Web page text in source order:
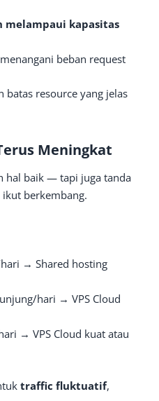
melampaui kapasitas
beban request
batas resource yang jelas
Meningkat
hal baik — tapi juga tanda
berkembang.
→ Shared hosting
hari → VPS Cloud
→ VPS Cloud kuat atau
traffic fluktuatif,